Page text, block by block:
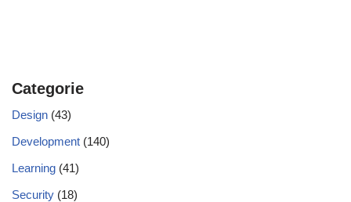
Categorie
Design (43)
Development (140)
Learning (41)
Security (18)